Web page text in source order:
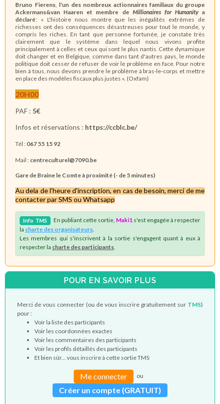
Bruno Fierens, l'un des nombreux actionnaires familiaux du groupe
Ackermans&van Haaren et membre de Millionaires for Humanitya
déclaré: « L'histoire nous montre que les inégalités extrêmes de
richesses ont des conséquences désastreuses pour tout le monde, y
compris les riches. En tant que personne fortunée, je constate très
clairement que le système dans lequel nous vivons profite
principalement à celles et ceux qui sont le plus nantis. Cette dynamique
doit changer et en Belgique, comme dans tant d'autres pays, le monde
politique doit cesser de refuser de voir le problème en face. Pour notre
bien à tous, nous devons prendre le problème à bras-le-corps et mettre
en place des modèles fiscaux plus justes ». (Oxfam)
20H00
PAF : 5€
Infos et réservations : https://ccblc.be/
Tél : 067 55 15 92
Mail : centreculturel@7090.be
Gare de Braine le Comte à proximité (- de 5 minutes)
Au dela de l'heure d'inscription, en cas de besoin, merci de me
contacter par SMS ou Whatsapp
Info TMS En publiant cette sortie, Maki1 s'est engagée à respecter
la charte des organisateurs
Les membres qui s'inscrivent à la sortie s'engagent quant à eux à
respecter la charte des participants
POUR EN SAVOIR PLUS
Merci de vous connecter (ou de vous inscrire gratuitement sur TMS)
pour :
Voir la liste des participants
Voir les coordonnées exactes
Voir les commentaires des participants
Voir les profils détaillés des participants
Et bien sûr... vous inscrire à cette sortie TMS
Me connecter ou
Créer un compte (GRATUIT)